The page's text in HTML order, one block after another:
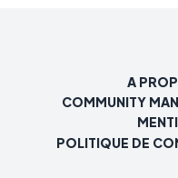
A
COMMUNITY
POLITIQUE DE